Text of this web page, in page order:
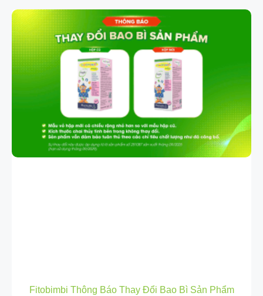
Fitobimbi Thông Báo Thay Đổi Bao Bì Sản Phẩm